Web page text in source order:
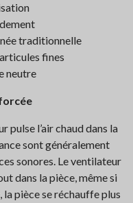
traditionnelle
fines
neutre
pulse l’air chaud dans la
sont généralement
sonores. Le ventilateur
dans la pièce, même si
la pièce se réchauffe plus